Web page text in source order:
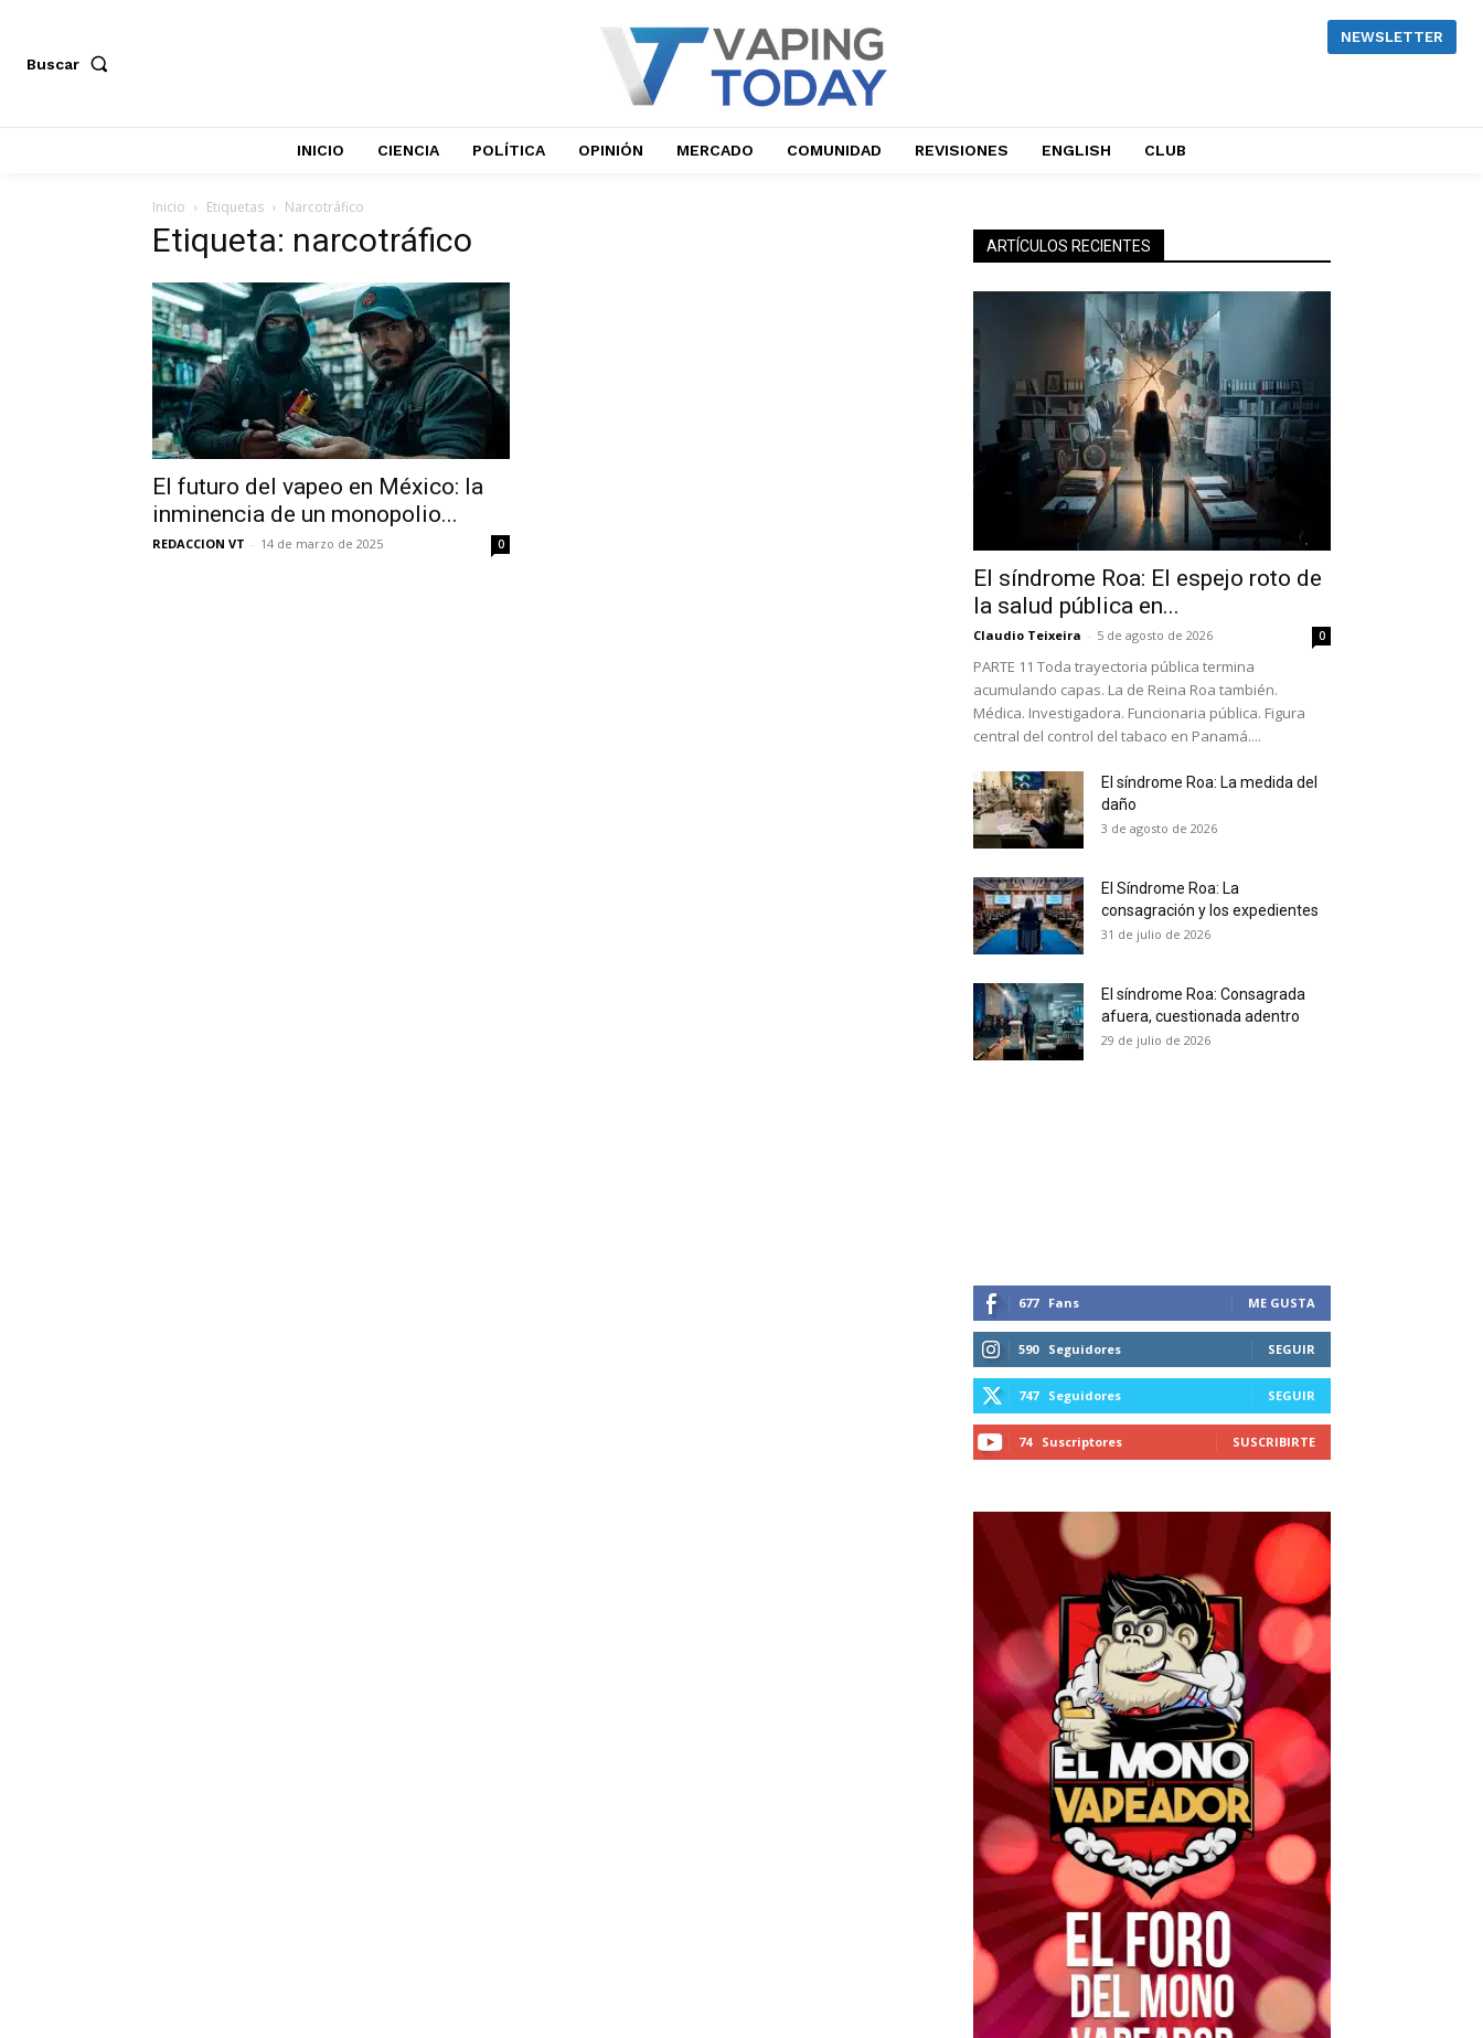
No te pierdas de las últimas
Suscríbete a nuestro boletín diario y recibe todas las
noticias del vapeo y la reducción de daños en tu correo
Subscribe to our daily clipping and receive all the news
of vaping and tobacco harm reduction in your email.
Buscar
NEWSLETTER
INICIO CIENCIA POLÍTICA OPINIÓN MERCADO COMUNIDAD REVISIONES ENGLISH CLUB
Inicio Etiquetas Narcotráfico
Etiqueta: narcotráfico
El futuro del vapeo en México: la
inminencia de un monopolio...
REDACCION VT - 14 de marzo de 2025 0
ARTÍCULOS RECIENTES
El síndrome Roa: El espejo roto de
la salud pública en...
Claudio Teixeira - 5 de agosto de 2026 0
PARTE 11 Toda trayectoria pública termina
acumulando capas. La de Reina Roa también.
Médica. Investigadora. Funcionaria pública. Figura
central del control del tabaco en Panamá....
El síndrome Roa: La medida del
daño
3 de agosto de 2026
El Síndrome Roa: La
consagración y los expedientes
31 de julio de 2026
El síndrome Roa: Consagrada
afuera, cuestionada adentro
29 de julio de 2026
677 Fans ME GUSTA
590 Seguidores SEGUIR
747 Seguidores SEGUIR
74 Suscriptores SUSCRIBIRTE